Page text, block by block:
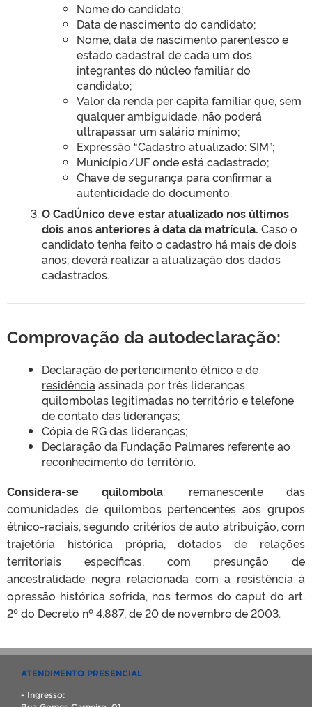
Nome do candidato;
Data de nascimento do candidato;
Nome, data de nascimento parentesco e
estado cadastral de cada um dos
integrantes do núcleo familiar do
candidato;
Valor da renda per capita familiar que, sem
qualquer ambiguidade, não poderá
ultrapassar um salário mínimo;
Expressão “Cadastro atualizado: SIM”;
Município/UF onde está cadastrado;
Chave de segurança para confirmar a
autenticidade do documento.
O CadÚnico deve estar atualizado nos últimos
dois anos anteriores à data da matrícula. Caso o
candidato tenha feito o cadastro há mais de dois
anos, deverá realizar a atualização dos dados
cadastrados.
Comprovação da autodeclaração:
Declaração de pertencimento étnico e de
residência assinada por três lideranças
quilombolas legitimadas no território e telefone
de contato das lideranças;
Cópia de RG das lideranças;
Declaração da Fundação Palmares referente ao
reconhecimento do território.
Considera-se quilombola: remanescente das
comunidades de quilombos pertencentes aos grupos
étnico-raciais, segundo critérios de auto atribuição, com
trajetória histórica própria, dotados de relações
territoriais específicas, com presunção de
ancestralidade negra relacionada com a resistência à
opressão histórica sofrida, nos termos do caput do art.
2º do Decreto nº 4.887, de 20 de novembro de 2003.
ATENDIMENTO PRESENCIAL
- Ingresso: